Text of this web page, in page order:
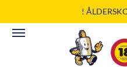
till
innehåll
!